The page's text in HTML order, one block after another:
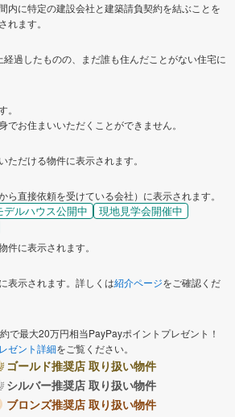
内に特定の建設会社と建築請負契約を結ぶことを
ます。
過したものの、まだ誰も住んだことがない住宅に
でお住まいいただくことができません。
ただける物件に表示されます。
ら直接依頼を受けている会社）に表示されます。
デルハウス公開中
現地見学会開催中
に表示されます。
表示されます。詳しくは紹介ページをご確認くだ
で最大20万円相当PayPayポイントプレゼント！
ゼント詳細をご覧ください。
ゴールド推奨店 取り扱い物件
シルバー推奨店 取り扱い物件
ブロンズ推奨店 取り扱い物件